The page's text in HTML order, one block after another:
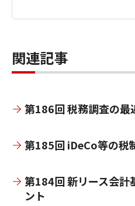
関連記事
第186回 税務調査の最
第185回 iDeCo等の税
第184回 新リース会計
ント